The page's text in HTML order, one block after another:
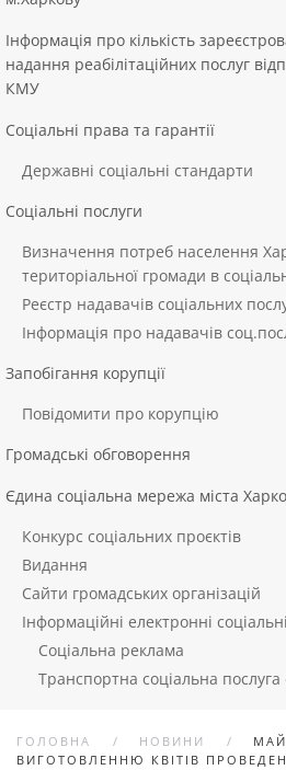
Інформація про кількість
надання реабілітаційних послуг
КМУ
Соціальні права та гарантії
Державні соціальні стандарти
Соціальні послуги
Визначення потреб населення
територіальної громади в
Реєстр надавачів соціальних
Інформація про надавачів
Запобігання корупції
Повідомити про корупцію
Громадські обговорення
Єдина соціальна мережа міста
Конкурс соціальних проєктів
Видання
Сайти громадських організацій
Інформаційні електронні
Соціальна реклама
Транспортна соціальна послуга
ГОЛОВНА НОВИНИ
ВИГОТОВЛЕННЮ КВІТІВ